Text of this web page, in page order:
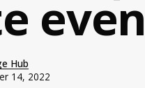
Hub
14, 2022